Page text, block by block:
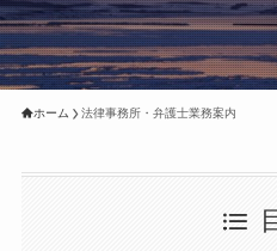
ホーム 法律事務所・弁護士業務案内